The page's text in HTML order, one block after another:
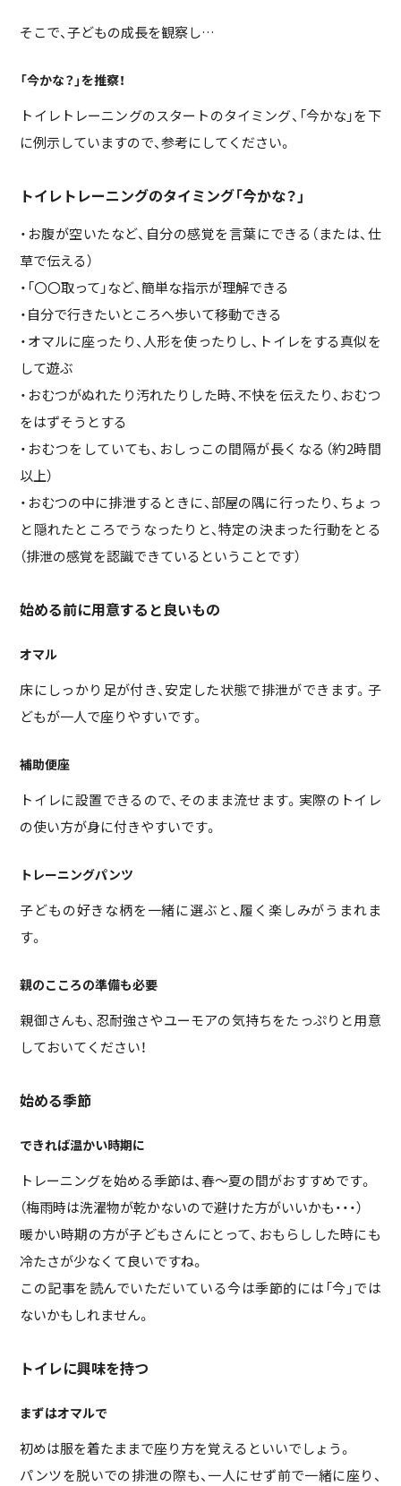
そこで、子どもの成長を観察し…
「今かな？」を推察！
トイレトレーニングのスタートのタイミング、「今かな」を下
に例示していますので、参考にしてください。
トイレトレーニングのタイミング「今かな？」
・お腹が空いたなど、自分の感覚を言葉にできる（または、仕
草で伝える）
・「〇〇取って」など、簡単な指示が理解できる
・自分で行きたいところへ歩いて移動できる
・オマルに座ったり、人形を使ったりし、トイレをする真似を
して遊ぶ
・おむつがぬれたり汚れたりした時、不快を伝えたり、おむつ
をはずそうとする
・おむつをしていても、おしっこの間隔が長くなる（約2時間
以上）
・おむつの中に排泄するときに、部屋の隅に行ったり、ちょっ
と隠れたところでうなったりと、特定の決まった行動をとる
（排泄の感覚を認識できているということです）
始める前に用意すると良いもの
オマル
床にしっかり足が付き、安定した状態で排泄ができます。子
どもが一人で座りやすいです。
補助便座
トイレに設置できるので、そのまま流せます。実際のトイレ
の使い方が身に付きやすいです。
トレーニングパンツ
子どもの好きな柄を一緒に選ぶと、履く楽しみがうまれま
す。
親のこころの準備も必要
親御さんも、忍耐強さやユーモアの気持ちをたっぷりと用意
しておいてください！
始める季節
できれば温かい時期に
トレーニングを始める季節は、春～夏の間がおすすめです。
（梅雨時は洗濯物が乾かないので避けた方がいいかも・・・）
暖かい時期の方が子どもさんにとって、おもらしした時にも
冷たさが少なくて良いですね。
この記事を読んでいただいている今は季節的には「今」では
ないかもしれません。
トイレに興味を持つ
まずはオマルで
初めは服を着たままで座り方を覚えるといいでしょう。
パンツを脱いでの排泄の際も、一人にせず前で一緒に座り、